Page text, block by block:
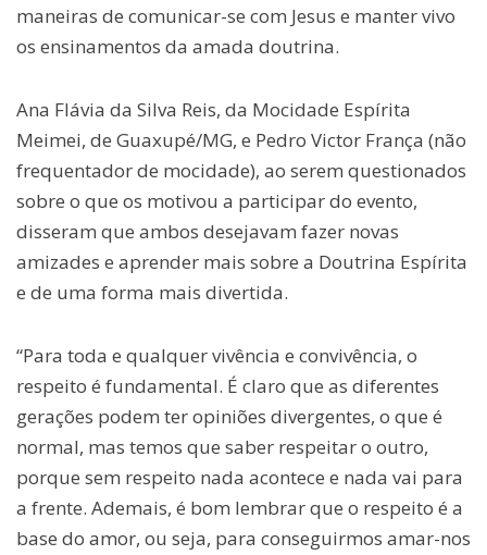
maneiras de comunicar-se com Jesus e manter vivo
os ensinamentos da amada doutrina.
Ana Flávia da Silva Reis, da Mocidade Espírita
Meimei, de Guaxupé/MG, e Pedro Victor França (não
frequentador de mocidade), ao serem questionados
sobre o que os motivou a participar do evento,
disseram que ambos desejavam fazer novas
amizades e aprender mais sobre a Doutrina Espírita
e de uma forma mais divertida.
“Para toda e qualquer vivência e convivência, o
respeito é fundamental. É claro que as diferentes
gerações podem ter opiniões divergentes, o que é
normal, mas temos que saber respeitar o outro,
porque sem respeito nada acontece e nada vai para
a frente. Ademais, é bom lembrar que o respeito é a
base do amor, ou seja, para conseguirmos amar-nos